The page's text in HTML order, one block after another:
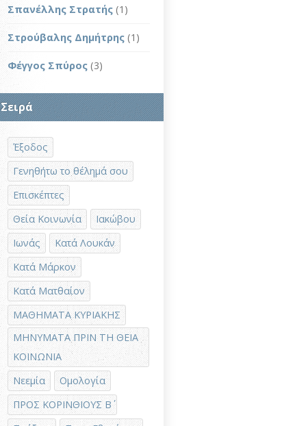
Σπανέλλης Στρατής (1)
Στρούβαλης Δημήτρης (1)
Φέγγος Σπύρος (3)
Σειρά
Έξοδος
Γενηθήτω το θέλημά σου
Επισκέπτες
Θεία Κοινωνία
Ιακώβου
Ιωνάς
Κατά Λουκάν
Κατά Μάρκον
Κατά Ματθαίον
ΜΑΘΗΜΑΤΑ ΚΥΡΙΑΚΗΣ
ΜΗΝΥΜΑΤΑ ΠΡΙΝ ΤΗ ΘΕΙΑ
ΚΟΙΝΩΝΙΑ
Νεεμία
Ομολογία
ΠΡΟΣ ΚΟΡΙΝΘΙΟΥΣ Β΄